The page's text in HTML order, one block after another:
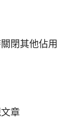
閉其他佔用
章